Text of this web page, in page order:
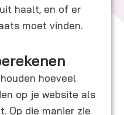
haalt, en of er
moet vinden.
hoeveel
op je website als
Op die manier zie